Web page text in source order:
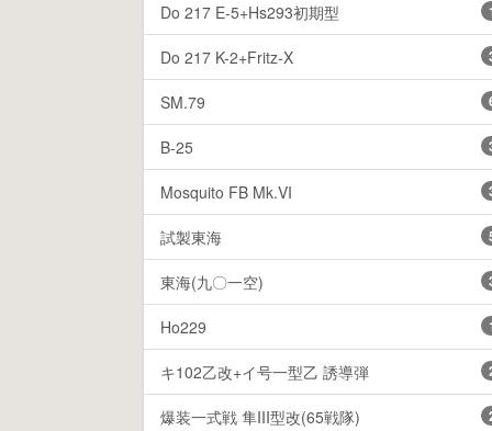
Do 217 E-5+Hs293初期型
Do 217 K-2+Fritz-X
SM.79
B-25
Mosquito FB Mk.VI
試製東海
東海(九〇一空)
Ho229
キ102乙改+イ号一型乙 誘導弾
爆装一式戦 隼III型改(65戦隊)